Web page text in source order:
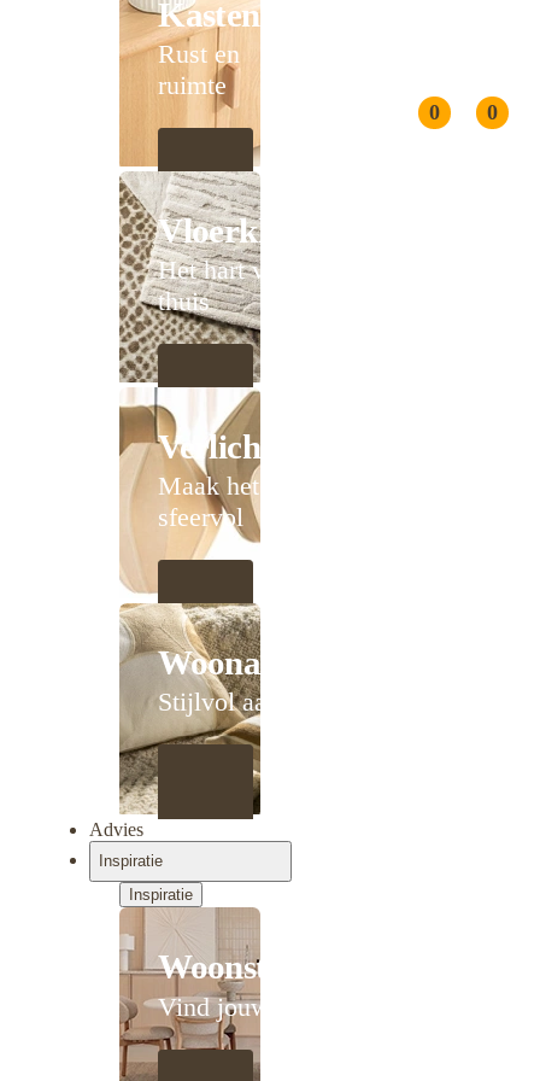
0 0
Kasten
Rust en
ruimte
Vloerkleden
Het hart van
thuis
Verlichting
Maak het
sfeervol
Woonaccessoires
Stijlvol aanschuiven
Advies
Inspiratie
Inspiratie
Woonstijlen
Vind jouw stijl